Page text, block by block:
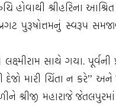
હોવાથી શ્રીહરિના આશ્રિત
પુરૂષોત્તમનું સ્વરૂપ
સાથે ગયા. પૂર્વની
દેજો મારી ચિંતા ન કરે’’
શ્રીજી મહારાજે જેતલપુરમાં